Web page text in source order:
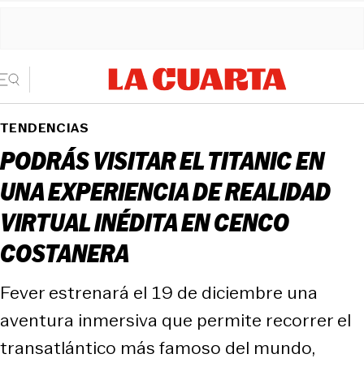
TENDENCIAS
PODRÁS VISITAR EL TITANIC EN
UNA EXPERIENCIA DE REALIDAD
VIRTUAL INÉDITA EN CENCO
COSTANERA
Fever estrenará el 19 de diciembre una
aventura inmersiva que permite recorrer el
transatlántico más famoso del mundo,